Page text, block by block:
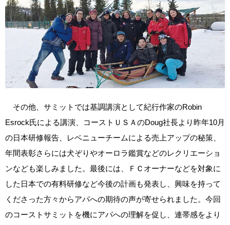
その他、サミットでは基調講演として紀行作家のRobin
Esrock氏による講演、コーストＵＳＡのDoug社長より昨年10月
の日本研修報告、レベニューチームによる売上アップの秘策、
年間表彰さらには犬ぞりやオーロラ鑑賞などのレクリエーショ
ンなども楽しみました。最後には、ＦＣオーナーなどを対象に
した日本での有料研修など今後の計画も発表し、興味を持って
くださった方々からアパへの期待の声が寄せられました。今回
のコーストサミットを機にアパへの理解を促し、連帯感をより